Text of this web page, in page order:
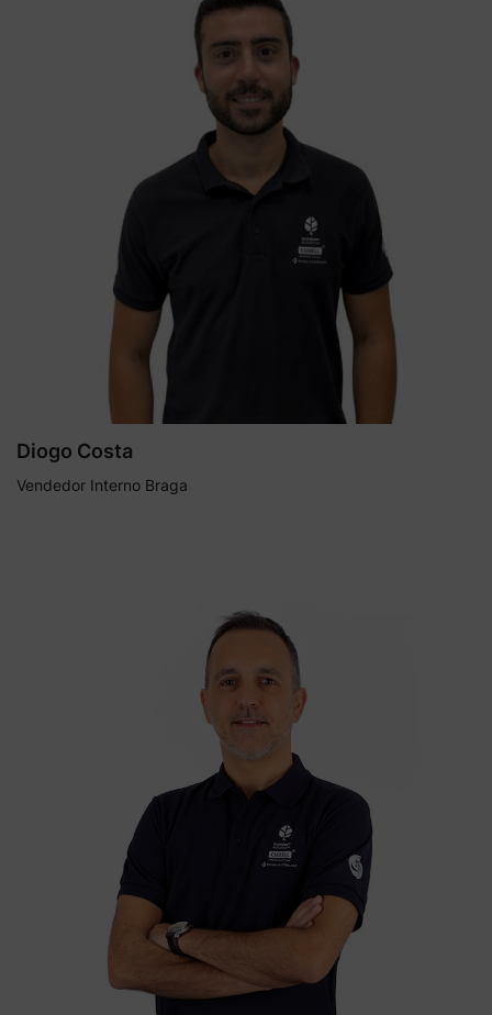
Diogo Costa
Vendedor Interno Braga